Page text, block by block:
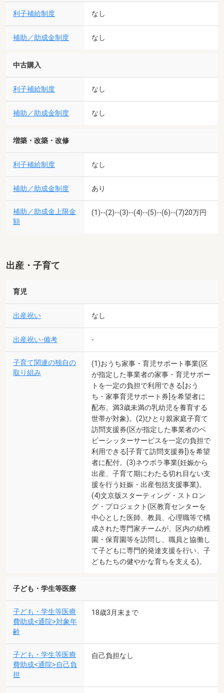
利子補給制度 なし
補助／助成金制度 なし
中古購入
利子補給制度 なし
補助／助成金制度 なし
増築・改築・改修
利子補給制度 なし
補助／助成金制度 あり
補助／助成金上限金
額
(1)--(2)--(3)--(4)--(5)--(6)--(7)20万円
出産・子育て
育児
出産祝い なし
出産祝い-備考 -
子育て関連の独自の
取り組み
(1)おうち家事・育児サポート事業(区
が指定した事業者の家事・育児サポー
トを一定の負担で利用できる[おう
ち・家事育児サポート券]を希望者に
配布。満3歳未満の乳幼児を養育する
世帯が対象)。(2)ひとり親家庭子育て
訪問支援券(区が指定した事業者のベ
ビーシッターサービスを一定の負担で
利用できる[子育て訪問支援券])を希望
者に配付。(3)ネウボラ事業(妊娠から
出産、子育て期にわたる切れ目ない支
援を行う妊娠・出産包括支援事業)。
(4)文京版スターティング・ストロン
グ・プロジェクト(区教育センターを
中心とした医師、教員、心理職等で構
成された専門家チームが、区内の幼稚
園・保育園等を訪問し、職員と協働し
て子どもに専門的発達支援を行い、子
どもたちの健やかな育ちを支える)。
子ども・学生等医療
子ども・学生等医療
費助成<通院>対象年
齢
18歳3月末まで
子ども・学生等医療
費助成<通院>自己負
担
自己負担なし